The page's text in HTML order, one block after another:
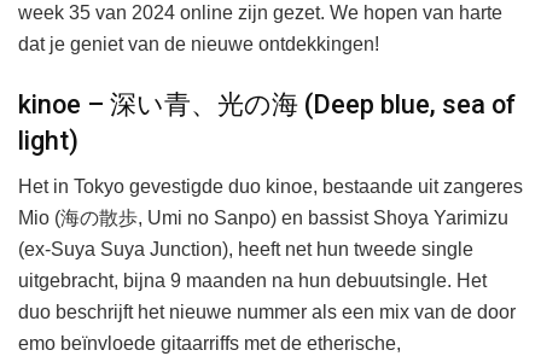
week 35 van 2024 online zijn gezet. We hopen van harte
dat je geniet van de nieuwe ontdekkingen!
kinoe – 深い青、光の海 (Deep blue, sea of
light)
Het in Tokyo gevestigde duo kinoe, bestaande uit zangeres
Mio (海の散歩, Umi no Sanpo) en bassist Shoya Yarimizu
(ex-Suya Suya Junction), heeft net hun tweede single
uitgebracht, bijna 9 maanden na hun debuutsingle. Het
duo beschrijft het nieuwe nummer als een mix van de door
emo beïnvloede gitaarriffs met de etherische,